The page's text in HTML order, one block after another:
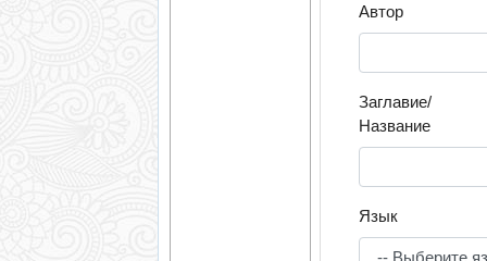
Автор
Заглавие/
Название
Язык